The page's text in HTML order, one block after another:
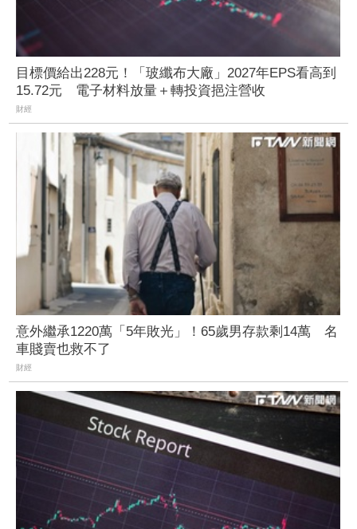
目標價給出228元！「玻纖布大廠」2027年EPS看高到
15.72元 電子材料放量＋轉投資挹注營收
財經
意外繼承1220萬「5年敗光」！65歲男存款剩14萬 名
車賤賣也救不了
財經